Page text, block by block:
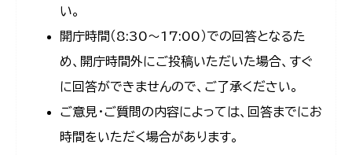
い。
開庁時間（8:30〜17:00）での回答となるた
め、開庁時間外にご投稿いただいた場合、すぐ
に回答ができませんので、ご了承ください。
ご意見・ご質問の内容によっては、回答までにお
時間をいただく場合があります。